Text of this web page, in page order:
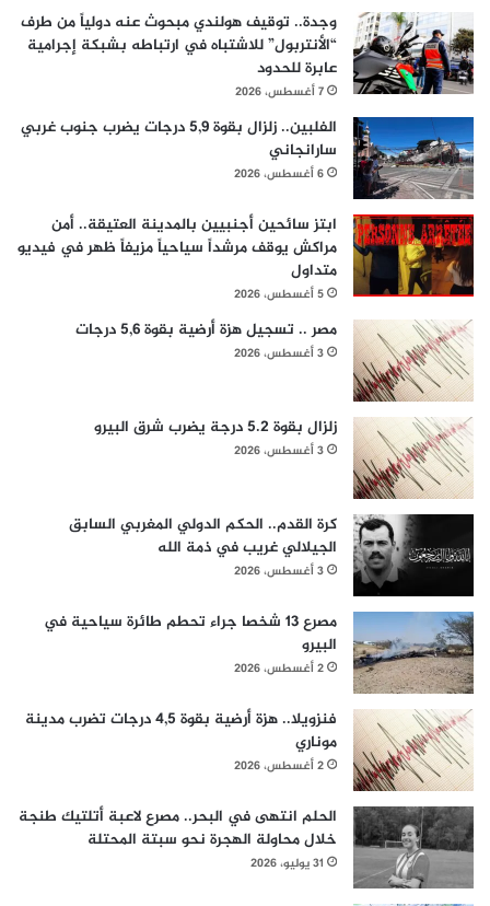
وجدة.. توقيف هولندي مبحوث عنه دولياً من طرف
“الأنتربول” للاشتباه في ارتباطه بشبكة إجرامية
عابرة للحدود
7 أغسطس، 2026
الفلبين.. زلزال بقوة 5,9 درجات يضرب جنوب غربي
سارانجاني
6 أغسطس، 2026
ابتز سائحين أجنبيين بالمدينة العتيقة.. أمن
مراكش يوقف مرشداً سياحياً مزيفاً ظهر في فيديو
متداول
5 أغسطس، 2026
مصر .. تسجيل هزة أرضية بقوة 5,6 درجات
3 أغسطس، 2026
زلزال بقوة 5.2 درجة يضرب شرق البيرو
3 أغسطس، 2026
كرة القدم.. الحكم الدولي المغربي السابق
الجيلالي غريب في ذمة الله
3 أغسطس، 2026
مصرع 13 شخصا جراء تحطم طائرة سياحية في
البيرو
2 أغسطس، 2026
فنزويلا.. هزة أرضية بقوة 4,5 درجات تضرب مدينة
موناري
2 أغسطس، 2026
الحلم انتهى في البحر.. مصرع لاعبة أتلتيك طنجة
خلال محاولة الهجرة نحو سبتة المحتلة
31 يوليو، 2026